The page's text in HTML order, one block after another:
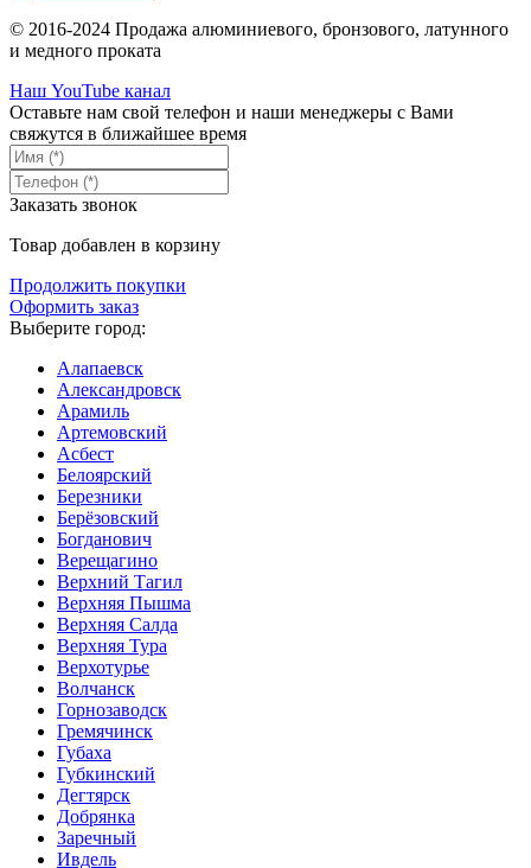
© 2016-2024 Продажа алюминиевого, бронзового, латунного
и медного проката
Наш YouTube канал
Оставьте нам свой телефон и наши менеджеры с Вами
свяжутся в ближайшее время
Заказать звонок
Товар добавлен в корзину
Продолжить покупки
Оформить заказ
Выберите город:
Алапаевск
Александровск
Арамиль
Артемовский
Асбест
Белоярский
Березники
Берёзовский
Богданович
Верещагино
Верхний Тагил
Верхняя Пышма
Верхняя Салда
Верхняя Тура
Верхотурье
Волчанск
Горнозаводск
Гремячинск
Губаха
Губкинский
Дегтярск
Добрянка
Заречный
Ивдель